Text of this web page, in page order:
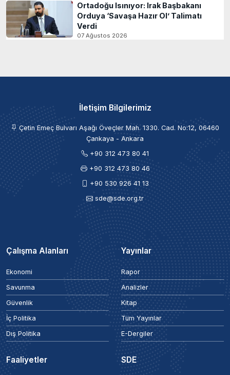
Ortadoğu Isınıyor: Irak Başbakanı
Orduya ‘Savaşa Hazır Ol’ Talimatı
Verdi
07 Ağustos 2026
İletişim Bilgilerimiz
Çetin Emeç Bulvarı Aşağı Öveçler Mah. 1330. Cad. No:12, 06460
Çankaya - Ankara
+90 312 473 80 41
+90 312 473 80 46
+90 530 926 41 13
sde@sde.org.tr
Çalışma Alanları
Ekonomi
Savunma
Güvenlik
İç Politika
Dış Politika
Yayınlar
Rapor
Analizler
Kitap
Tüm Yayınlar
E-Dergiler
Faaliyetler SDE